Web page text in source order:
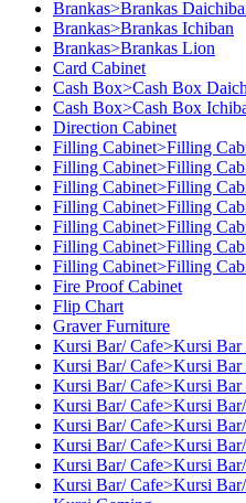
Brankas>Brankas
Brankas>Brankas Ichiban
Brankas>Brankas Lion
Card Cabinet
Cash Box>Cash Box
Cash Box>Cash Box
Direction Cabinet
Filling Cabinet>Filling
Filling Cabinet>Filling
Filling Cabinet>Filling
Filling Cabinet>Filling
Filling Cabinet>Filling
Filling Cabinet>Filling
Filling Cabinet>Filling
Fire Proof Cabinet
Flip Chart
Graver Furniture
Kursi Bar/ Cafe>Kursi Bar
Kursi Bar/ Cafe>Kursi Bar
Kursi Bar/ Cafe>Kursi Bar
Kursi Bar/ Cafe>Kursi
Kursi Bar/ Cafe>Kursi
Kursi Bar/ Cafe>Kursi
Kursi Bar/ Cafe>Kursi
Kursi Bar/ Cafe>Kursi